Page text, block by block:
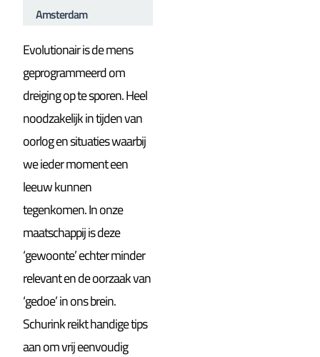
Amsterdam
Evolutionair is de mens
geprogrammeerd om
dreiging op te sporen. Heel
noodzakelijk in tijden van
oorlog en situaties waarbij
we ieder moment een
leeuw kunnen
tegenkomen. In onze
maatschappij is deze
‘gewoonte’ echter minder
relevant en de oorzaak van
‘gedoe’ in ons brein.
Schurink reikt handige tips
aan om vrij eenvoudig